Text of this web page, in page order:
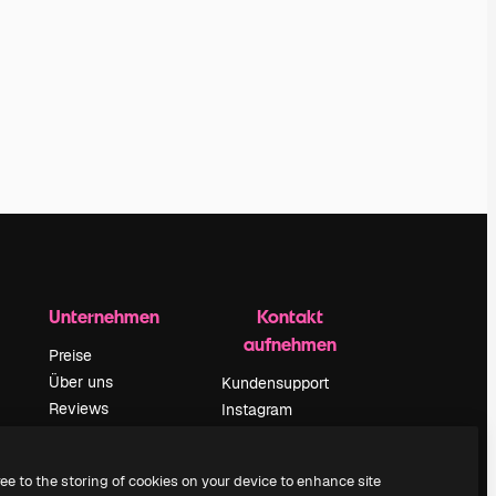
Unternehmen
Preise
Über uns
Reviews
Blog
Kontakt
aufnehmen
Kundensupport
Instagram
TikTok
to the storing of cookies on your device to enhance site